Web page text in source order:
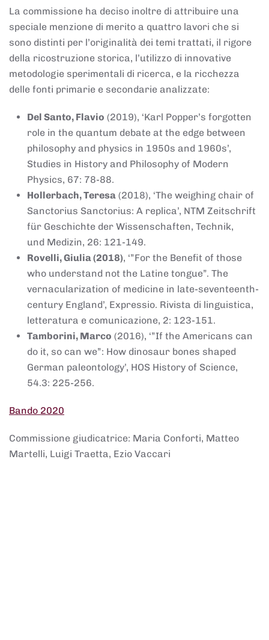
La commissione ha deciso inoltre di attribuire una
speciale menzione di merito a quattro lavori che si
sono distinti per l’originalità dei temi trattati, il rigore
della ricostruzione storica, l’utilizzo di innovative
metodologie sperimentali di ricerca, e la ricchezza
delle fonti primarie e secondarie analizzate:
Del Santo, Flavio (2019), ‘Karl Popper’s forgotten
role in the quantum debate at the edge between
philosophy and physics in 1950s and 1960s’,
Studies in History and Philosophy of Modern
Physics, 67: 78-88.
Hollerbach, Teresa (2018), ‘The weighing chair of
Sanctorius Sanctorius: A replica’, NTM Zeitschrift
für Geschichte der Wissenschaften, Technik,
und Medizin, 26: 121-149.
Rovelli, Giulia (2018), ‘”For the Benefit of those
who understand not the Latine tongue”. The
vernacularization of medicine in late-seventeenth-
century England’, Expressio. Rivista di linguistica,
letteratura e comunicazione, 2: 123-151.
Tamborini, Marco (2016), ‘”If the Americans can
do it, so can we”: How dinosaur bones shaped
German paleontology’, HOS History of Science,
54.3: 225-256.
Bando 2020
Commissione giudicatrice: Maria Conforti, Matteo
Martelli, Luigi Traetta, Ezio Vaccari